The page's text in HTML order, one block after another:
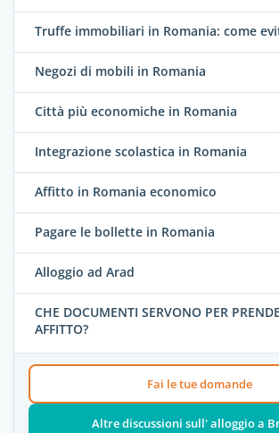
Truffe immobiliari in Romania: come
Negozi di mobili in Romania
Città più economiche in Romania
Integrazione scolastica in Romania
Affitto in Romania economico
Pagare le bollette in Romania
Alloggio ad Arad
CHE DOCUMENTI SERVONO PER
AFFITTO?
Fai le tue domande
Altre discussioni sull' alloggio a